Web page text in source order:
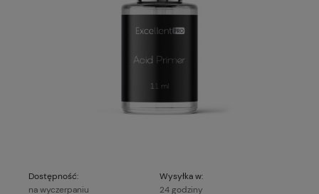
Dostępność:
na wyczerpaniu
Wysyłka w:
24 godziny